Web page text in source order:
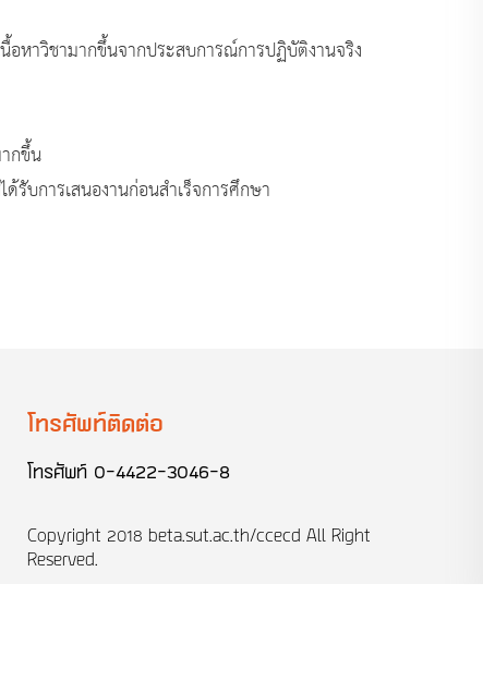
อหาวิชามากขึ้นจากประสบการณ์การปฏิบัติงานจริง
กขึ้น
บการเสนองานก่อนสำเร็จการศึกษา
โทรศัพท์ติดต่อ
โทรศัพท์ 0-4422-3046-8
Copyright 2018 beta.sut.ac.th/ccecd All Right
Reserved.